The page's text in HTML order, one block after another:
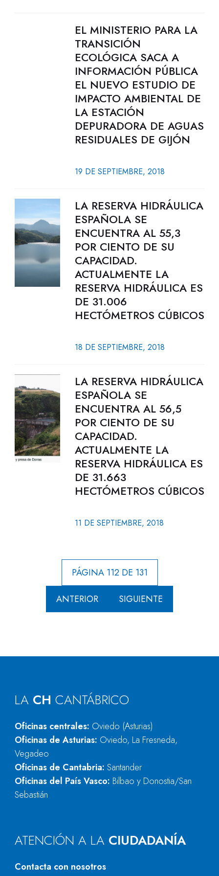
EL MINISTERIO PARA LA
TRANSICIÓN
ECOLÓGICA SACA A
INFORMACIÓN PÚBLICA
EL NUEVO ESTUDIO DE
IMPACTO AMBIENTAL DE
LA ESTACIÓN
DEPURADORA DE AGUAS
RESIDUALES DE GIJÓN
19 DE SEPTIEMBRE, 2018
LA RESERVA HIDRÁULICA
ESPAÑOLA SE
ENCUENTRA AL 55,3
POR CIENTO DE SU
CAPACIDAD.
ACTUALMENTE LA
RESERVA HIDRÁULICA ES
DE 31.006
HECTÓMETROS CÚBICOS
18 DE SEPTIEMBRE, 2018
LA RESERVA HIDRÁULICA
ESPAÑOLA SE
ENCUENTRA AL 56,5
POR CIENTO DE SU
CAPACIDAD.
ACTUALMENTE LA
RESERVA HIDRÁULICA ES
DE 31.663
HECTÓMETROS CÚBICOS
11 DE SEPTIEMBRE, 2018
PÁGINA 112 DE 131
ANTERIOR SIGUIENTE
LA CH CANTÁBRICO
Oficinas centrales: Oviedo (Asturias)
Oficinas de Asturias: Oviedo, La Fresneda,
Vegadeo
Oficinas de Cantabria: Santander
Oficinas del País Vasco: Bilbao y Donostia/San
Sebastián
ATENCIÓN A LA CIUDADANÍA
Contacta con nosotros